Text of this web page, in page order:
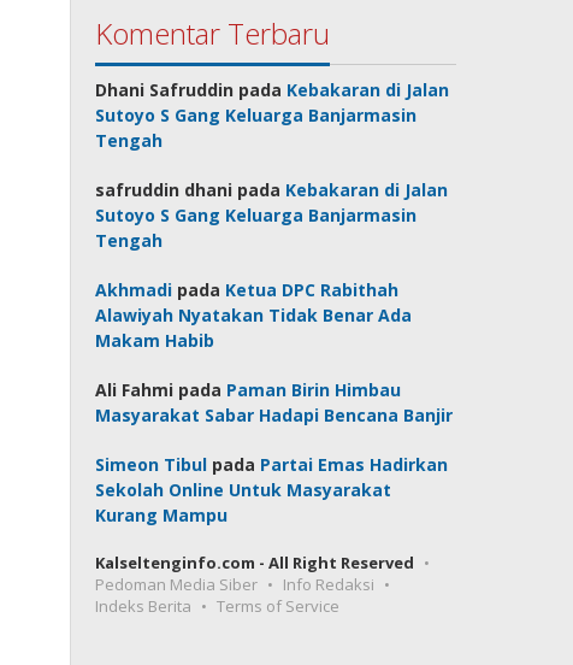
Komentar Terbaru
Dhani Safruddin pada Kebakaran di Jalan
Sutoyo S Gang Keluarga Banjarmasin
Tengah
safruddin dhani pada Kebakaran di Jalan
Sutoyo S Gang Keluarga Banjarmasin
Tengah
Akhmadi pada Ketua DPC Rabithah
Alawiyah Nyatakan Tidak Benar Ada
Makam Habib
Ali Fahmi pada Paman Birin Himbau
Masyarakat Sabar Hadapi Bencana Banjir
Simeon Tibul pada Partai Emas Hadirkan
Sekolah Online Untuk Masyarakat
Kurang Mampu
Kalseltenginfo.com - All Right Reserved
Pedoman Media Siber
Info Redaksi
Indeks Berita
Terms of Service